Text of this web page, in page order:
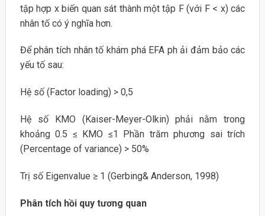
tập hợp x biến quan sát thành một tập F (với F < x) các
nhân tố có ý nghĩa hơn.
Để phân tích nhân tố khám phá EFA ph ải đảm bảo các
yếu tố sau:
Hệ số (Factor loading) > 0,5
Hệ số KMO (Kaiser-Meyer-Olkin) phải nằm trong
khoảng 0.5 ≤ KMO ≤1 Phần trăm phương sai trích
(Percentage of variance) > 50%
Trị số Eigenvalue ≥ 1 (Gerbing& Anderson, 1998)
Phân tích hồi quy tương quan